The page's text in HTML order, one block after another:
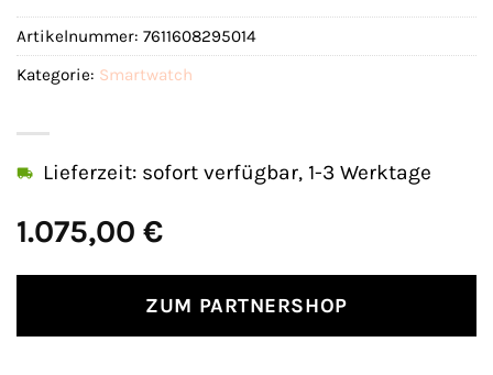
1.075,00 €
Lieferzeit: sofort verfügbar, 1-3 Werktage
ZUM PARTNERSHOP
Artikelnummer: 7611608295014
Kategorie: Smartwatch